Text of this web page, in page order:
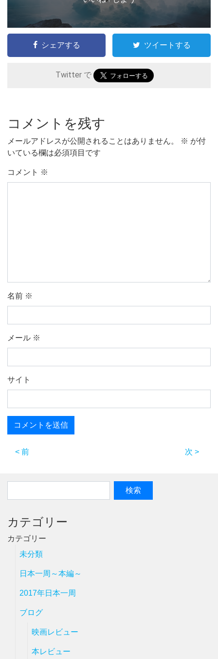
シェアする ツイートする
Twitter で
コメントを残す
メールアドレスが公開されることはありません。 ※ が付
いている欄は必須項目です
コメント ※
名前 ※
メール ※
サイト
< 前 次 >
カテゴリー
カテゴリー
未分類
日本一周～本編～
2017年日本一周
ブログ
映画レビュー
本レビュー